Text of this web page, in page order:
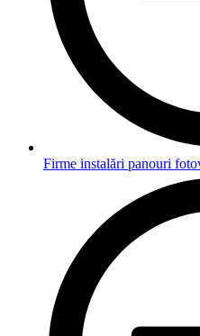
Firme instalări panouri